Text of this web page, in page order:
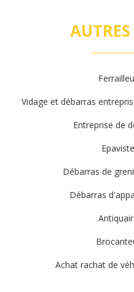
AUTRES
Vidage et débarras
Entreprise de
Débarras de
Débarras
Achat rachat de